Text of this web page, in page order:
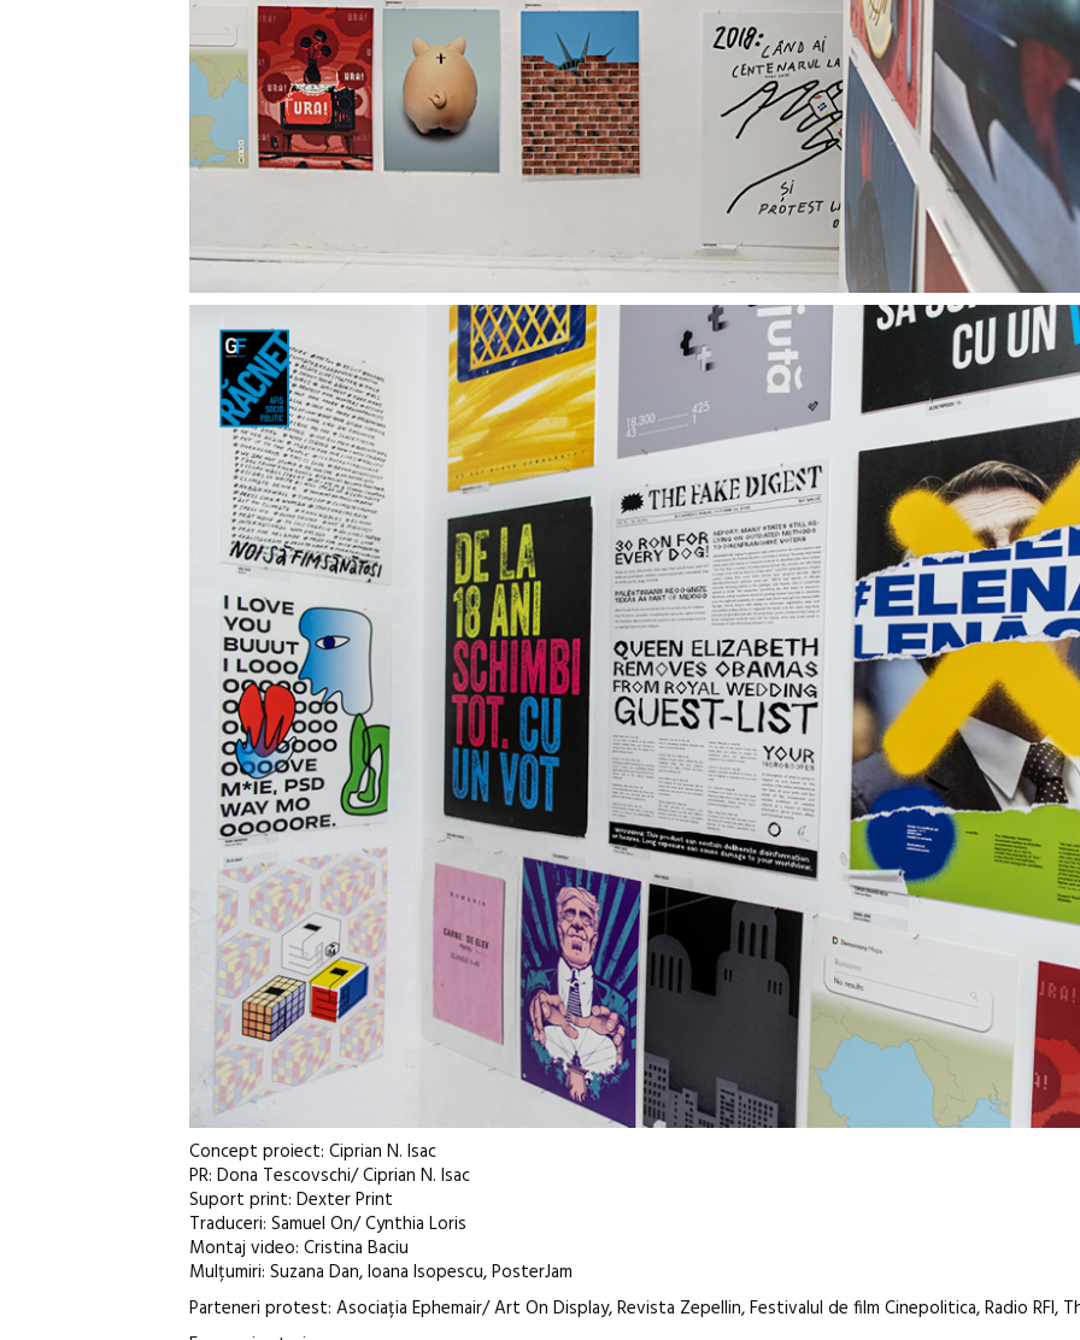
Concept proiect: Ciprian N. Isac
PR: Dona Tescovschi/ Ciprian N. Isac
Suport print: Dexter Print
Traduceri: Samuel On/ Cynthia Loris
Montaj video: Cristina Baciu
Mulțumiri: Suzana Dan, Ioana Isopescu, PosterJam
Parteneri protest: Asociația Ephemair/ Art On Display, Revista Zepellin, Festivalul de film Cinepolitica, Radio RFI,